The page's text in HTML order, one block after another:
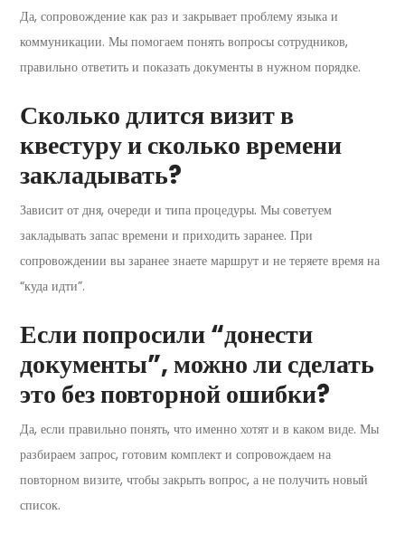
Да, сопровождение как раз и закрывает проблему языка и
коммуникации. Мы помогаем понять вопросы сотрудников,
правильно ответить и показать документы в нужном порядке.
Сколько длится визит в
квестуру и сколько времени
закладывать?
Зависит от дня, очереди и типа процедуры. Мы советуем
закладывать запас времени и приходить заранее. При
сопровождении вы заранее знаете маршрут и не теряете время на
“куда идти”.
Если попросили “донести
документы”, можно ли сделать
это без повторной ошибки?
Да, если правильно понять, что именно хотят и в каком виде. Мы
разбираем запрос, готовим комплект и сопровождаем на
повторном визите, чтобы закрыть вопрос, а не получить новый
список.